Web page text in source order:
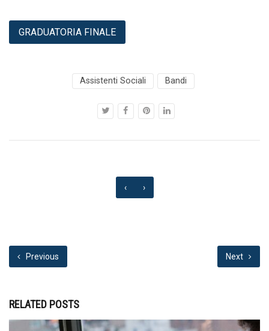
GRADUATORIA FINALE
Assistenti Sociali Bandi
‹ ›
Previous Next
RELATED POSTS